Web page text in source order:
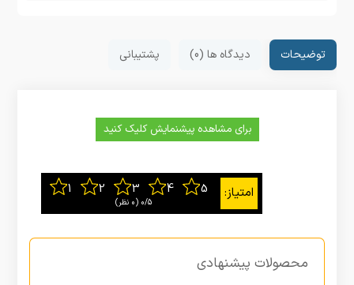
توضیحات دیدگاه ها (0) پشتیبانی
برای مشاهده پیشنمایش کلیک کنید
0/5 ‫(0 نظر)
محصولات پیشنهادی